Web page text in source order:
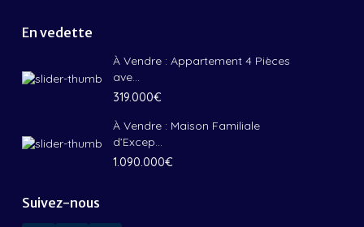
En vedette
À Vendre : Appartement 4 Pièces
ave...
319.000€
À Vendre : Maison Familiale
d’Excep...
1.090.000€
Suivez-nous